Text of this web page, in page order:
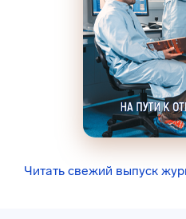
Читать свежий выпуск